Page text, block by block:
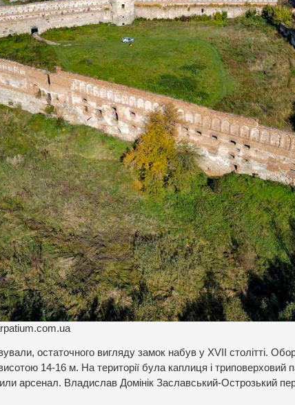
остаточного вигляду замок набув у XVII столітті.
14-16 м. На території була каплиця і триповерховий
арсенал. Владислав Домінік Заславський-Острозький